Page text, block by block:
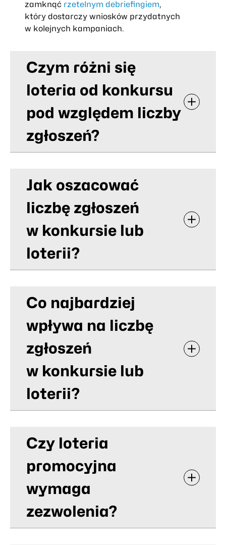
zamknąć rzetelnym debriefingiem,
który dostarczy wniosków przydatnych
w kolejnych kampaniach.
Czym różni się
loteria od konkursu
pod względem liczby
zgłoszeń?
Jak oszacować
liczbę zgłoszeń
w konkursie lub
loterii?
Co najbardziej
wpływa na liczbę
zgłoszeń
w konkursie lub
loterii?
Czy loteria
promocyjna
wymaga
zezwolenia?